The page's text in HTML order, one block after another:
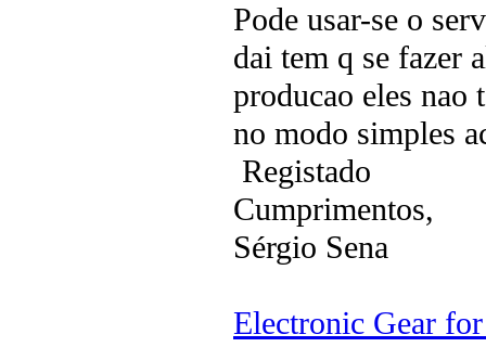
Pode usar-se o
dai tem q se fazer
producao eles nao
no modo simples
Registado
Cumprimentos,
Sérgio Sena
Electronic Gear